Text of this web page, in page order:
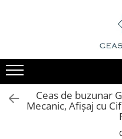
Ceas de buzunar
Mecanic, Afișaj cu